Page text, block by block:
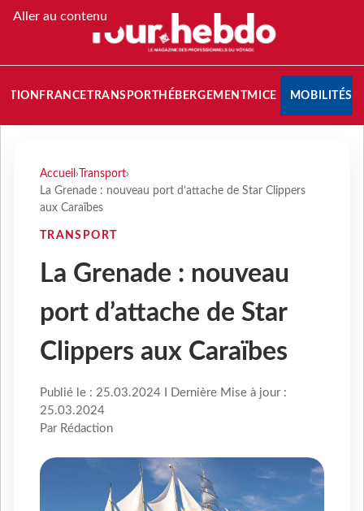
Aller au contenu
FRANCETRANSPORT HÉBERGEMENTMICE MOBILITÉS
Accueil › Transport›
La Grenade : nouveau port d’attache de Star Clippers
aux Caraïbes
TRANSPORT
La Grenade : nouveau
port d’attache de Star
Clippers aux Caraïbes
Publié le : 25.03.2024 I Dernière Mise à jour :
25.03.2024
Par Rédaction